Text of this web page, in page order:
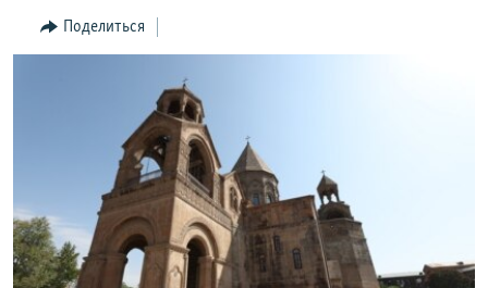
навигации
Вернутся
НАСТОЯЩЕЕ ВРЕМЯ
Поделиться